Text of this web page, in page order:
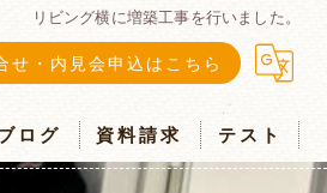
リビング横に増築工事を行いました。
せ・内見会申込はこちら
ログ 資料請求 テスト